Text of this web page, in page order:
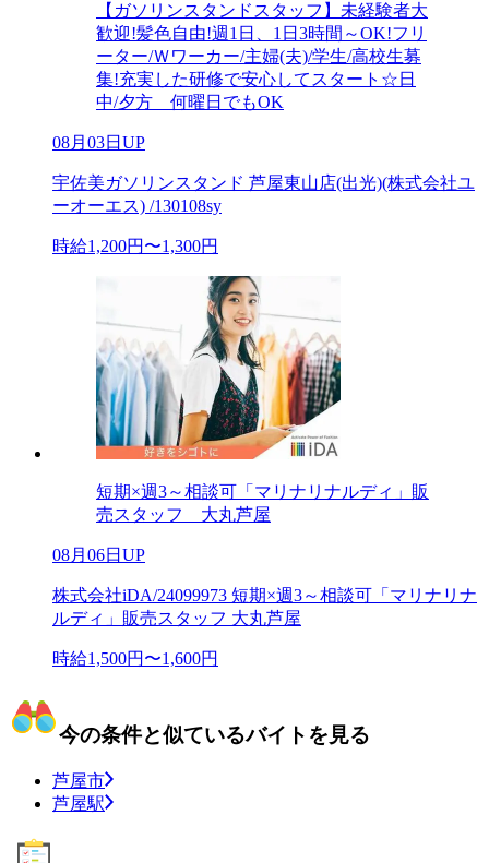
【ガソリンスタンドスタッフ】未経験者大
歓迎!髪色自由!週1日、1日3時間～OK!フリ
ーター/Ｗワーカー/主婦(夫)/学生/高校生募
集!充実した研修で安心してスタート☆日
中/夕方 何曜日でもOK
08月03日UP
宇佐美ガソリンスタンド 芦屋東山店(出光)(株式会社ユ
ーオーエス) /130108sy
時給1,200円〜1,300円
短期×週3～相談可「マリナリナルディ」販
売スタッフ 大丸芦屋
08月06日UP
株式会社iDA/24099973 短期×週3～相談可「マリナリナ
ルディ」販売スタッフ 大丸芦屋
時給1,500円〜1,600円
今の条件と似ているバイトを見る
芦屋市
芦屋駅